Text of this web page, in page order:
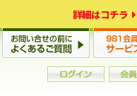
詳細はコチラ